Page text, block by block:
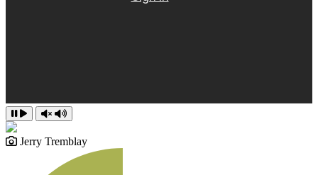
Jerry Tremblay